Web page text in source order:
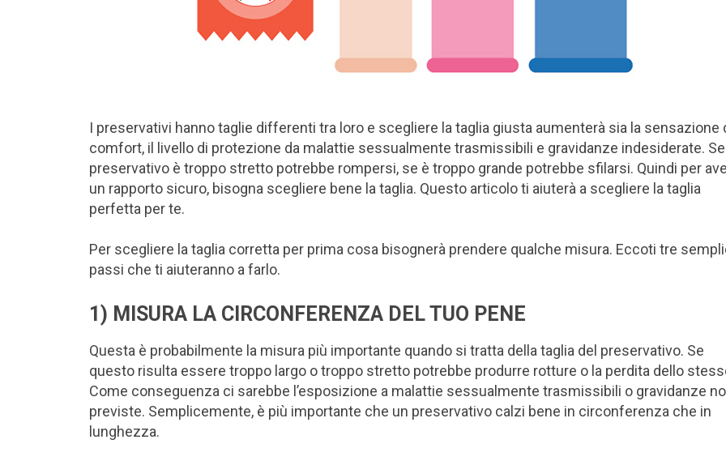
I preservativi hanno taglie differenti tra loro e scegliere la taglia giusta aumenterà sia la sensazione
comfort, il livello di protezione da malattie sessualmente trasmissibili e gravidanze indesiderate.
preservativo è troppo stretto potrebbe rompersi, se è troppo grande potrebbe sfilarsi. Quindi per
un rapporto sicuro, bisogna scegliere bene la taglia. Questo articolo ti aiuterà a scegliere la taglia
perfetta per te.
Per scegliere la taglia corretta per prima cosa bisognerà prendere qualche misura. Eccoti tre
passi che ti aiuteranno a farlo.
1) MISURA LA CIRCONFERENZA DEL TUO PENE
Questa è probabilmente la misura più importante quando si tratta della taglia del preservativo. Se
questo risulta essere troppo largo o troppo stretto potrebbe produrre rotture o la perdita dello
Come conseguenza ci sarebbe l’esposizione a malattie sessualmente trasmissibili o gravidanze
previste. Semplicemente, è più importante che un preservativo calzi bene in circonferenza che in
lunghezza.